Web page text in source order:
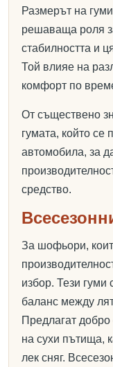
Размерът на
решаваща роля
стабилността и
Той влияе на
комфорт по
От съществено
гумата, който се
автомобила, за
средство.
За шофьори,
избор. Тези гуми
баланс между
Предлагат добро
на сухи пътища,
лек сняг.